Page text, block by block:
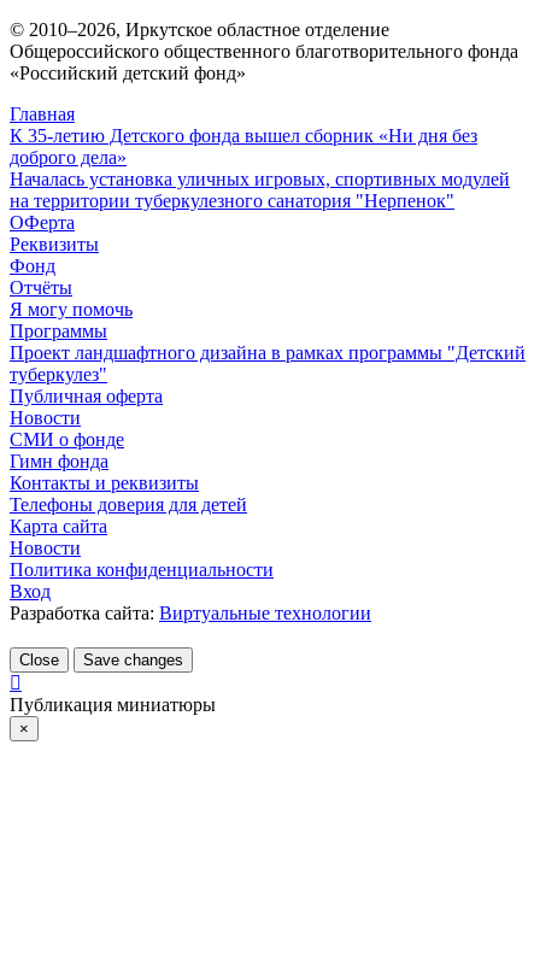
© 2010–2026, Иркутское областное отделение
Общероссийского общественного благотворительного фонда
«Российский детский фонд»
Главная
К 35-летию Детского фонда вышел сборник «Ни дня без
доброго дела»
Началась установка уличных игровых, спортивных модулей
на территории туберкулезного санатория "Нерпенок"
ОФерта
Реквизиты
Фонд
Отчёты
Я могу помочь
Программы
Проект ландшафтного дизайна в рамках программы "Детский
туберкулез"
Публичная оферта
Новости
СМИ о фонде
Гимн фонда
Контакты и реквизиты
Телефоны доверия для детей
Карта сайта
Новости
Политика конфиденциальности
Вход
Разработка сайта: Виртуальные технологии
Close Save changes
Публикация миниатюры
×